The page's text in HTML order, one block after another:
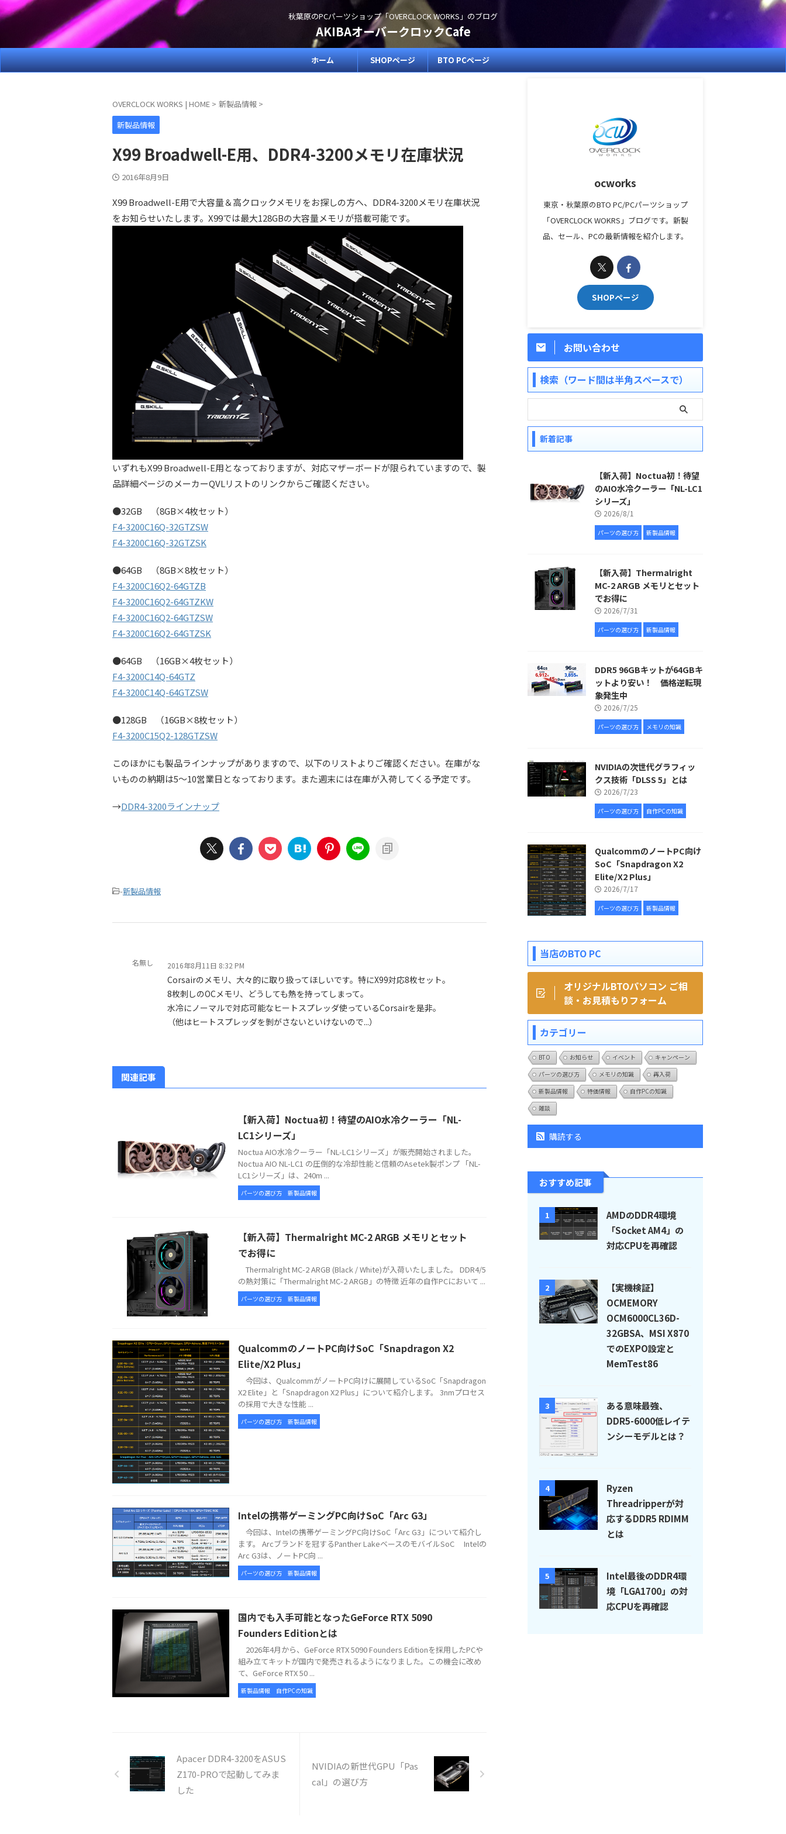
秋葉原のPCパーツショップ「OVERCLOCK WORKS」のブログ
AKIBAオーバークロックCafe
ホーム SHOPページ BTO PCページ
OVERCLOCK WORKS | HOME > 新製品情報 >
新製品情報
X99 Broadwell-E用、DDR4-3200メモリ在庫状況
2016年8月9日
X99 Broadwell-E用で大容量＆高クロックメモリをお探しの方へ、DDR4-3200メモリ在庫状況
をお知らせいたします。X99では最大128GBの大容量メモリが搭載可能です。
いずれもX99 Broadwell-E用となっておりますが、対応マザーボードが限られていますので、製
品詳細ページのメーカーQVLリストのリンクからご確認ください。
●32GB （8GB×4枚セット）
F4-3200C16Q-32GTZSW
F4-3200C16Q-32GTZSK
●64GB （8GB×8枚セット）
F4-3200C16Q2-64GTZB
F4-3200C16Q2-64GTZKW
F4-3200C16Q2-64GTZSW
F4-3200C16Q2-64GTZSK
●64GB （16GB×4枚セット）
F4-3200C14Q-64GTZ
F4-3200C14Q-64GTZSW
●128GB （16GB×8枚セット）
F4-3200C15Q2-128GTZSW
このほかにも製品ラインナップがありますので、以下のリストよりご確認ください。在庫がな
いものの納期は5～10営業日となっております。また週末には在庫が入荷してくる予定です。
→DDR4-3200ラインナップ
-新製品情報
名無し 2016年8月11日 8:32 PM
Corsairのメモリ、大々的に取り扱ってほしいです。特にX99対応8枚セット。
8枚刺しのOCメモリ、どうしても熱を持ってしまって。
水冷にノーマルで対応可能なヒートスプレッダ使っているCorsairを是非。
（他はヒートスプレッダを剝がさないといけないので...）
関連記事
【新入荷】Noctua初！待望のAIO水冷クーラー「NL-
LC1シリーズ」
Noctua AIO水冷クーラー「NL-LC1シリーズ」が販売開始されました。
Noctua AIO NL-LC1 の圧倒的な冷却性能と信頼のAsetek製ポンプ 「NL-
LC1シリーズ」は、240m ...
パーツの選び方 新製品情報
【新入荷】Thermalright MC-2 ARGB メモリとセット
でお得に
Thermalright MC-2 ARGB (Black / White)が入荷いたしました。 DDR4/5
の熱対策に「Thermalright MC-2 ARGB」の特徴 近年の自作PCにおいて ...
パーツの選び方 新製品情報
QualcommのノートPC向けSoC「Snapdragon X2
Elite/X2 Plus」
今回は、QualcommがノートPC向けに展開しているSoC「Snapdragon
X2 Elite」と「Snapdragon X2 Plus」について紹介します。 3nmプロセス
の採用で大きな性能 ...
パーツの選び方 新製品情報
Intelの携帯ゲーミングPC向けSoC「Arc G3」
今回は、Intelの携帯ゲーミングPC向けSoC「Arc G3」について紹介し
ます。 Arcブランドを冠するPanther LakeベースのモバイルSoC Intelの
Arc G3は、ノートPC向 ...
パーツの選び方 新製品情報
国内でも入手可能となったGeForce RTX 5090
Founders Editionとは
2026年4月から、GeForce RTX 5090 Founders Editionを採用したPCや
組み立てキットが国内で発売されるようになりました。この機会に改め
て、GeForce RTX 50 ...
新製品情報 自作PCの知識
Apacer DDR4-3200をASUS
Z170-PROで起動してみま
した
NVIDIAの新世代GPU「Pas
cal」の選び方
ocworks
東京・秋葉原のBTO PC/PCパーツショップ
「OVERCLOCK WOKRS」ブログです。新製
品、セール、PCの最新情報を紹介します。
SHOPページ
お問い合わせ
検索（ワード間は半角スペースで）
新着記事
【新入荷】Noctua初！待望
のAIO水冷クーラー「NL-LC1
シリーズ」
2026/8/1
パーツの選び方 新製品情報
【新入荷】Thermalright
MC-2 ARGB メモリとセット
でお得に
2026/7/31
パーツの選び方 新製品情報
DDR5 96GBキットが64GBキ
ットより安い！ 価格逆転現
象発生中
2026/7/25
パーツの選び方 メモリの知識
NVIDIAの次世代グラフィッ
クス技術「DLSS 5」とは
2026/7/23
パーツの選び方 自作PCの知識
QualcommのノートPC向け
SoC「Snapdragon X2
Elite/X2 Plus」
2026/7/17
パーツの選び方 新製品情報
当店のBTO PC
オリジナルBTOパソコン ご相
談・お見積もりフォーム
カテゴリー
BTO お知らせ イベント
キャンペーン
パーツの選び方
メモリの知識
再入荷
新製品情報
特価情報
自作PCの知識
雑談
購読する
おすすめ記事
1
AMDのDDR4環境
「Socket AM4」の
対応CPUを再確認
2
【実機検証】
OCMEMORY
OCM6000CL36D-
32GBSA、MSI X870
でのEXPO設定と
MemTest86
3
ある意味最強、
DDR5-6000低レイテ
ンシーモデルとは？
4
Ryzen
Threadripperが対
応するDDR5 RDIMM
とは
5
Intel最後のDDR4環
境「LGA1700」の対
応CPUを再確認